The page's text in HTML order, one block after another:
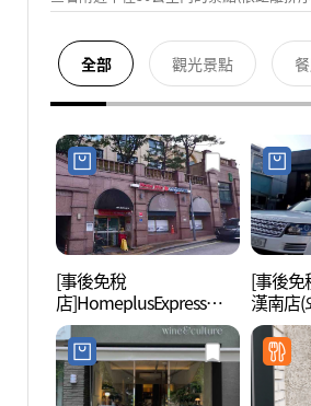
全部 觀光景點
[事後免稅
店]HomeplusExpress漢南
店(홈플러스익스프레스
한남점)
[事後免
漢南店
점)